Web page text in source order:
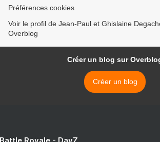
Préférences cookies
Voir le profil de Jean-Paul et Ghislaine
Overblog
Créer un blog sur
Créer un blog